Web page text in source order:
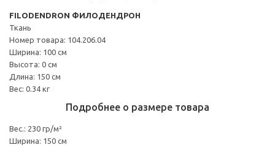
FILODENDRON ФИЛОДЕНДРОН
Ткань
Номер товара: 104.206.04
Ширина: 100 см
Высота: 0 см
Длина: 150 см
Вес: 0.34 кг
Подробнее о размере товара
Вес.: 230 гр/м²
Ширина: 150 см